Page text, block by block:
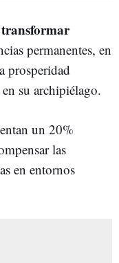
transformar
permanentes, en
prosperidad
su archipiélago.
un 20%
las
en entornos